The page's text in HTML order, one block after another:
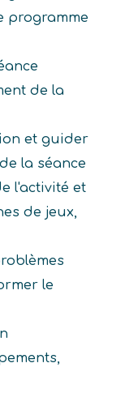
programme
de la
et guider
la séance
l'activité et
de jeux,
le